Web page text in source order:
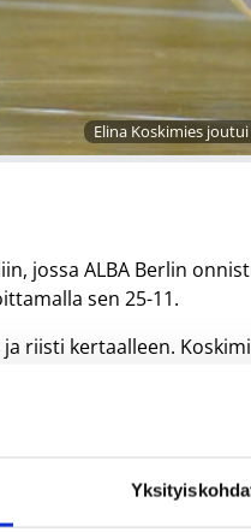
Elina Koskimies
jossa ALBA Berlin
sen 25-11.
riisti kertaalleen.
toistamiseen ja
21 pisteen saldolla